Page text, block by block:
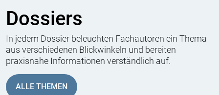
Dossiers
In jedem Dossier beleuchten Fachautoren ein Thema
aus verschiedenen Blickwinkeln und bereiten
praxisnahe Informationen verständlich auf.
ALLE THEMEN
Psychisch
belastete
Mitarbeitende